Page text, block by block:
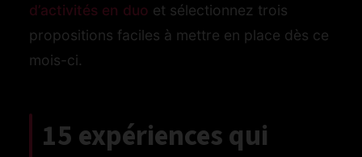
d’activités en duo et sélectionnez trois
propositions faciles à mettre en place dès ce
mois-ci.
15 expériences qui